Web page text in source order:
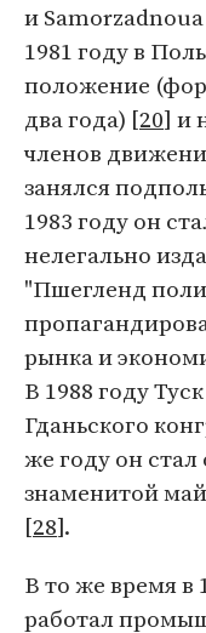
и
1981 году в
положение
два года) [20] и
членов
занялся
1983 году он
нелегально
"Пшегленд
рынка и
В 1988 году
Гданьского
же году он
знаменитой
[28].
В то же время в
работал